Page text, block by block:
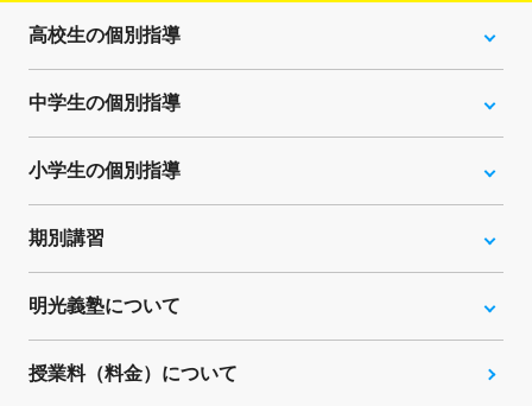
高校生の個別指導
中学生の個別指導
小学生の個別指導
期別講習
明光義塾について
授業料（料金）について